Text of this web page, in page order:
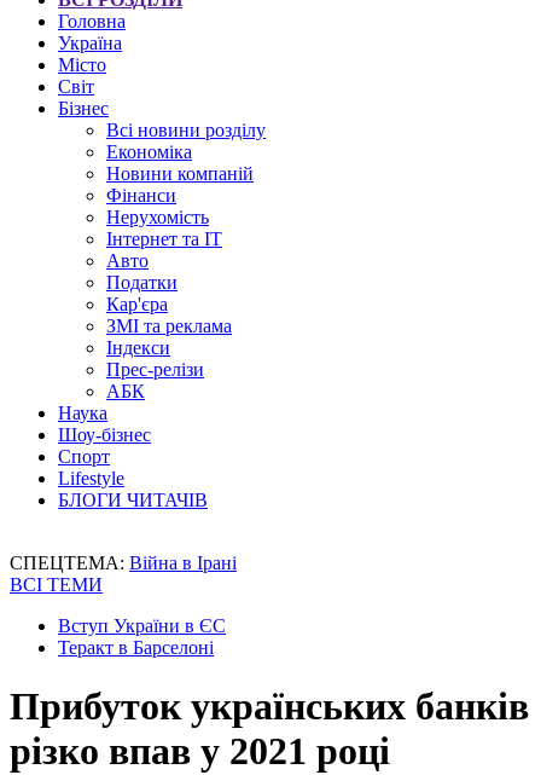
Головна
Україна
Місто
Світ
Бізнес
Всі новини розділу
Економіка
Новини компаній
Фінанси
Нерухомість
Інтернет та IT
Авто
Податки
Кар'єра
ЗМІ та реклама
Індекси
Прес-релізи
АБК
Наука
Шоу-бізнес
Спорт
Lifestyle
БЛОГИ ЧИТАЧІВ
СПЕЦТЕМА: Війна в Ірані
ВСІ ТЕМИ
Вступ України в ЄС
Теракт в Барселоні
Прибуток українських банків
різко впав у 2021 році